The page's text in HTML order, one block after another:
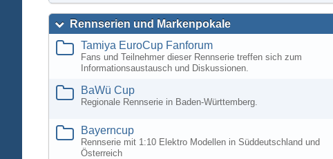
Rennserien und Markenpokale
Tamiya EuroCup Fanforum
Fans und Teilnehmer dieser Rennserie treffen sich zum
Informationsaustausch und Diskussionen.
BaWü Cup
Regionale Rennserie in Baden-Württemberg.
Bayerncup
Rennserie mit 1:10 Elektro Modellen in Süddeutschland und
Österreich